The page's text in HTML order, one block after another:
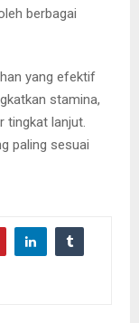
berbagai
yang efektif
stamina,
tingkat lanjut.
paling sesuai